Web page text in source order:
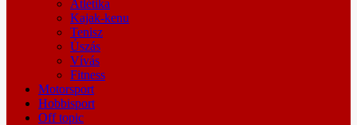
Atlétika
Kajak-kenu
Tenisz
Úszás
Vívás
Fitness
Motorsport
Hobbisport
Off topic